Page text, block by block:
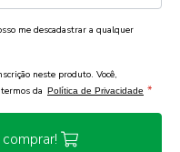
me descadastrar a qualquer
neste produto. Você,
da Política de Privacidade *